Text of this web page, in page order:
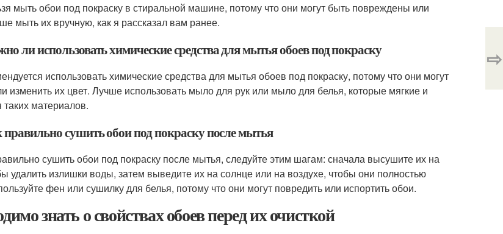
мыть обои под покраску в стиральной машине, потому что они могут быть повреждены или
мыть их вручную, как я рассказал вам ранее.
ли использовать химические средства для мытья обоев под покраску
использовать химические средства для мытья обоев под покраску, потому что они могут
изменить их цвет. Лучше использовать мыло для рук или мыло для белья, которые мягкие и
материалов.
сушить обои под покраску после мытья
сушить обои под покраску после мытья, следуйте этим шагам: сначала высушите их на
удалить излишки воды, затем выведите их на солнце или на воздухе, чтобы они полностью
фен или сушилку для белья, потому что они могут повредить или испортить обои.
знать о свойствах обоев перед их очисткой
⇨